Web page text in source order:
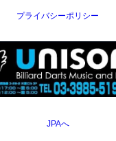
プライバシーポリシー
JPAへ